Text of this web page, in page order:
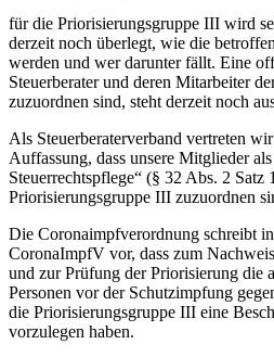
für die Priorisierungsgruppe III wird
derzeit noch überlegt, wie die
werden und wer darunter fällt. Eine
Steuerberater und deren Mitarbeiter
zuzuordnen sind, steht derzeit noch
Als Steuerberaterverband vertreten
Auffassung, dass unsere Mitglieder
Steuerrechtspflege“ (§ 32 Abs. 2 Satz
Priorisierungsgruppe III zuzuordnen
Die Coronaimpfverordnung schreibt
CoronaImpfV vor, dass zum
und zur Prüfung der Priorisierung die
Personen vor der Schutzimpfung
die Priorisierungsgruppe III eine
vorzulegen haben.